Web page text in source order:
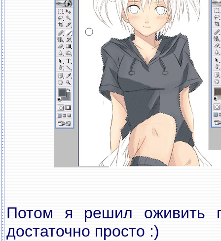
Потом я решил оживить
достаточно просто :)